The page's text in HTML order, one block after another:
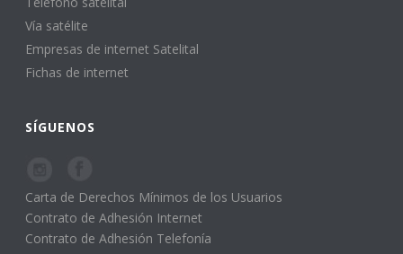
Vía satélite
Empresas de internet Satelital
Fichas de internet
SÍGUENOS
Carta de Derechos Mínimos de los Usuarios
Contrato de Adhesión Internet
Contrato de Adhesión Telefonía